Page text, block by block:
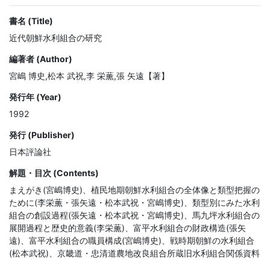
書名 (Title)
近代朝鮮水利組合の研究
編著者 (Author)
宮嶋 博史,松本 武祝,李 栄薫,張 矢遠【著】
発行年 (Year)
1992
発行 (Publisher)
日本評論社
解題・目次 (Contents)
まえがき(宮嶋博史)、植民地期朝鮮水利組合の全体像と類型把握の
ために(李栄薫・張矢遠・松本武祝・宮嶋博史)、類型別にみた水利
組合の創設過程(張矢遠・松本武祝・宮嶋博史)、馬九坪水利組合の
展開過程と歴史的意義(李栄薫)、富平水利組合の財政構造(張矢
遠)、富平水利組合の職員構成(宮嶋博史)、戦時期朝鮮の水利組合
(松本武祝)、京畿道・忠清道農地改良組合所蔵旧水利組合関係資料